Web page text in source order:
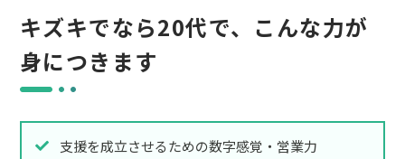
キズキでなら20代で、こんな力が
身につきます
支援を成立させるための数字感覚・営業力